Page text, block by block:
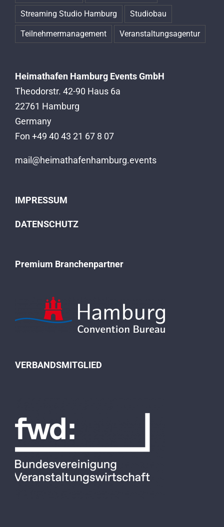
Streaming Studio Hamburg Studiobau
Teilnehmermanagement Veranstaltungsagentur
Heimathafen Hamburg Events GmbH
Theodorstr. 42-90 Haus 6a
22761 Hamburg
Germany
Fon +49 40 43 21 67 8 07
mail@heimathafenhamburg.events
IMPRESSUM
DATENSCHUTZ
Premium Branchenpartner
VERBANDSMITGLIED